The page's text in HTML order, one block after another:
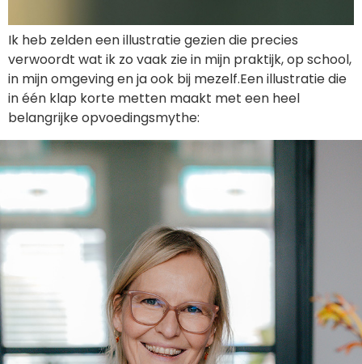
Ik heb zelden een illustratie gezien die precies
verwoordt wat ik zo vaak zie in mijn praktijk, op school,
in mijn omgeving en ja ook bij mezelf.Een illustratie die
in één klap korte metten maakt met een heel
belangrijke opvoedingsmythe:
AFSPRAAK